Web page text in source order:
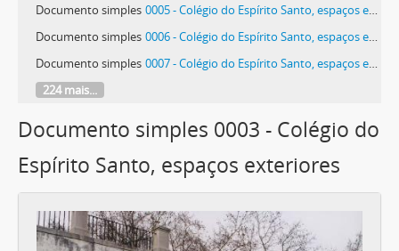
Documento simples 0005 - Colégio do Espírito Santo, espaços exteriores
Documento simples 0006 - Colégio do Espírito Santo, espaços exteriores
Documento simples 0007 - Colégio do Espírito Santo, espaços exteriores
224 mais...
Documento simples 0003 - Colégio do
Espírito Santo, espaços exteriores